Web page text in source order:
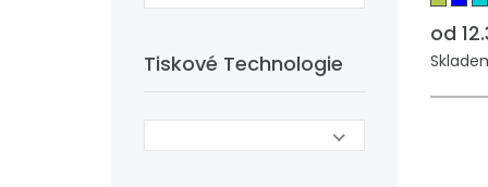
Tiskové Technologie
od